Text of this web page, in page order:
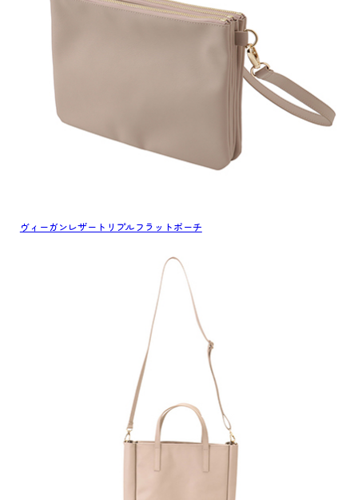
ヴィーガンレザートリプルフラットポーチ